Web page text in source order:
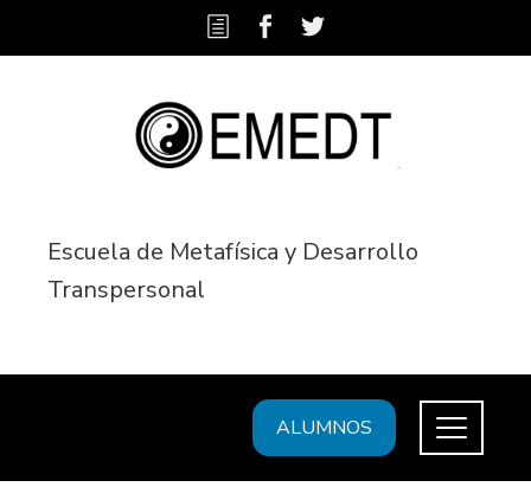
Escuela de Metafísica y Desarrollo
Transpersonal
ALUMNOS